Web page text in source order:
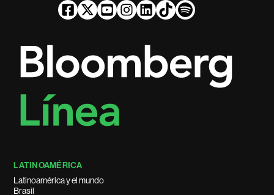
LATINOAMÉRICA
Latinoamérica y el mundo
Brasil